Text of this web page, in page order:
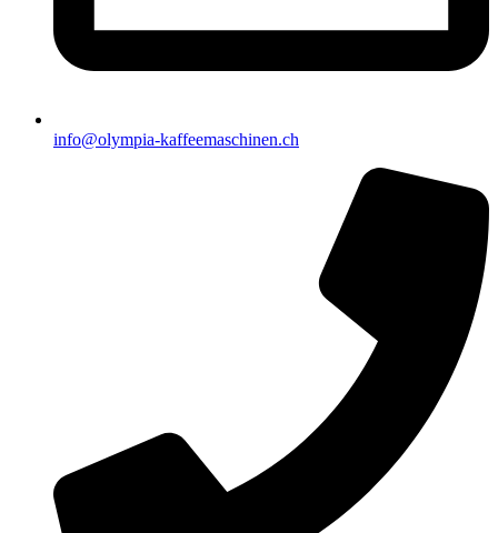
info@olympia-kaffeemaschinen.ch